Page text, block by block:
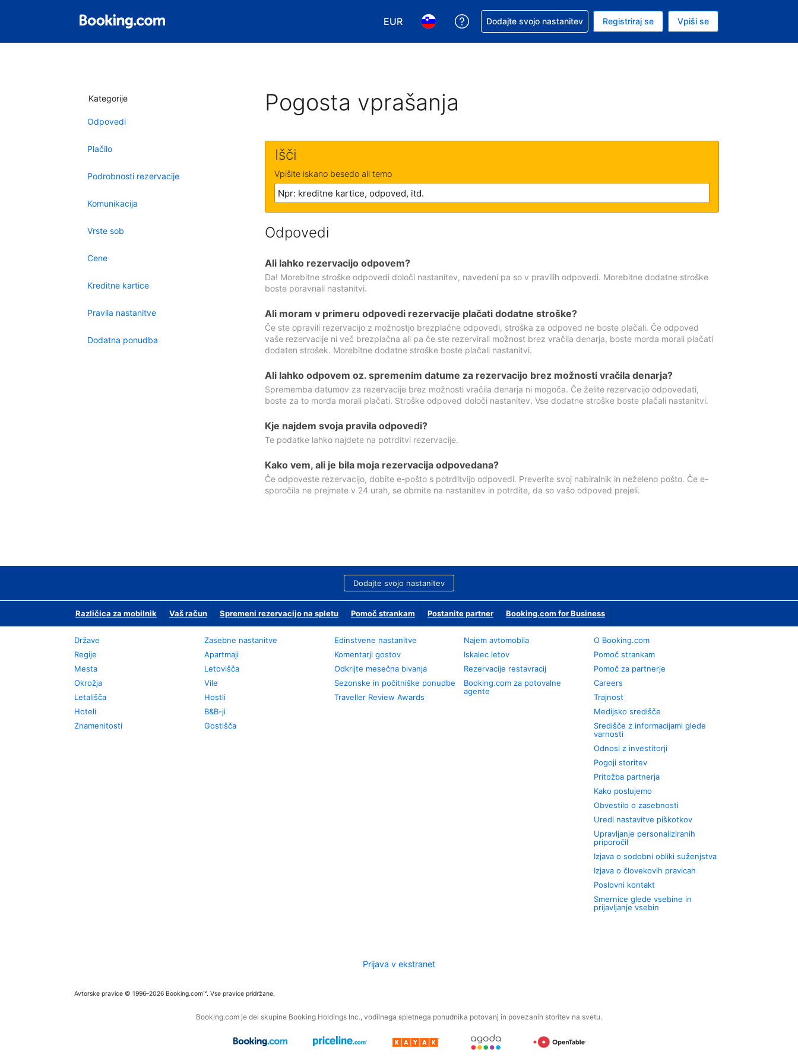
EUR
Izbira valute. Vaša trenutna valuta je evro
Izbira jezika. Vaš trenutni jezik je Slovenščini
Zaprosite za pomoč pri rezervaciji
Dodajte svojo nastanitev Registriraj se Vpiši se
Kategorije
Odpovedi
Plačilo
Podrobnosti rezervacije
Komunikacija
Vrste sob
Cene
Kreditne kartice
Pravila nastanitve
Dodatna ponudba
Pogosta vprašanja
Išči
Vpišite iskano besedo ali temo
Odpovedi
Ali lahko rezervacijo odpovem?
Da! Morebitne stroške odpovedi določi nastanitev, navedeni pa so v pravilih odpovedi. Morebitne dodatne stroške
boste poravnali nastanitvi.
Ali moram v primeru odpovedi rezervacije plačati dodatne stroške?
Če ste opravili rezervacijo z možnostjo brezplačne odpovedi, stroška za odpoved ne boste plačali. Če odpoved
vaše rezervacije ni več brezplačna ali pa če ste rezervirali možnost brez vračila denarja, boste morda morali plačati
dodaten strošek. Morebitne dodatne stroške boste plačali nastanitvi.
Ali lahko odpovem oz. spremenim datume za rezervacijo brez možnosti vračila denarja?
Sprememba datumov za rezervacije brez možnosti vračila denarja ni mogoča. Če želite rezervacijo odpovedati,
boste za to morda morali plačati. Stroške odpoved določi nastanitev. Vse dodatne stroške boste plačali nastanitvi.
Kje najdem svoja pravila odpovedi?
Te podatke lahko najdete na potrditvi rezervacije.
Kako vem, ali je bila moja rezervacija odpovedana?
Če odpoveste rezervacijo, dobite e-pošto s potrditvijo odpovedi. Preverite svoj nabiralnik in neželeno pošto. Če e-
sporočila ne prejmete v 24 urah, se obrnite na nastanitev in potrdite, da so vašo odpoved prejeli.
Dodajte svojo nastanitev
Različica za mobilnik Vaš račun Spremeni rezervacijo na spletu Pomoč strankam Postanite partner Booking.com for Business
Države
Regije
Mesta
Okrožja
Letališča
Hoteli
Znamenitosti
Zasebne nastanitve
Apartmaji
Letovišča
Vile
Hostli
B&B-ji
Gostišča
Edinstvene nastanitve
Komentarji gostov
Odkrijte mesečna bivanja
Sezonske in počitniške ponudbe
Traveller Review Awards
Najem avtomobila
Iskalec letov
Rezervacije restavracij
Booking.com za potovalne
agente
O Booking.com
Pomoč strankam
Pomoč za partnerje
Careers
Trajnost
Medijsko središče
Središče z informacijami glede
varnosti
Odnosi z investitorji
Pogoji storitev
Pritožba partnerja
Kako poslujemo
Obvestilo o zasebnosti
Uredi nastavitve piškotkov
Upravljanje personaliziranih
priporočil
Izjava o sodobni obliki suženjstva
Izjava o človekovih pravicah
Poslovni kontakt
Smernice glede vsebine in
prijavljanje vsebin
Prijava v ekstranet
Avtorske pravice © 1996–2026 Booking.com™. Vse pravice pridržane.
Booking.com je del skupine Booking Holdings Inc., vodilnega spletnega ponudnika potovanj in povezanih storitev na svetu.